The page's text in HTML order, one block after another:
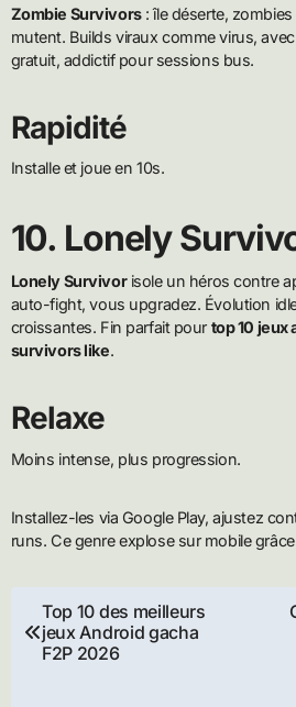
Zombie Survivors: île déserte,
mutent. Builds viraux comme virus,
gratuit, addictif pour sessions bus.
Rapidité
Installe et joue en 10s.
10. Lonely
Lonely Survivorisole un héros contre
auto-fight, vous upgradez. Évolution
croissantes. Fin parfait pour top 10 jeux
survivors like.
Relaxe
Moins intense, plus progression.
Installez-les via Google Play, ajustez
runs. Ce genre explose sur mobile
Navigation
de
Top 10 des meilleurs
jeux Android gacha
F2P 2026